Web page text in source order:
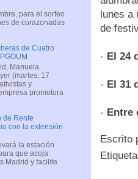
lunes a
de
- El 24
- El 31
- Entre
Escrito
para el sorteo
de corazonadas
de Cuatro
Manuela
(martes, 17
y
promotora
de Renfe
con la extensión
la estación
que acoja
Madrid y facilite